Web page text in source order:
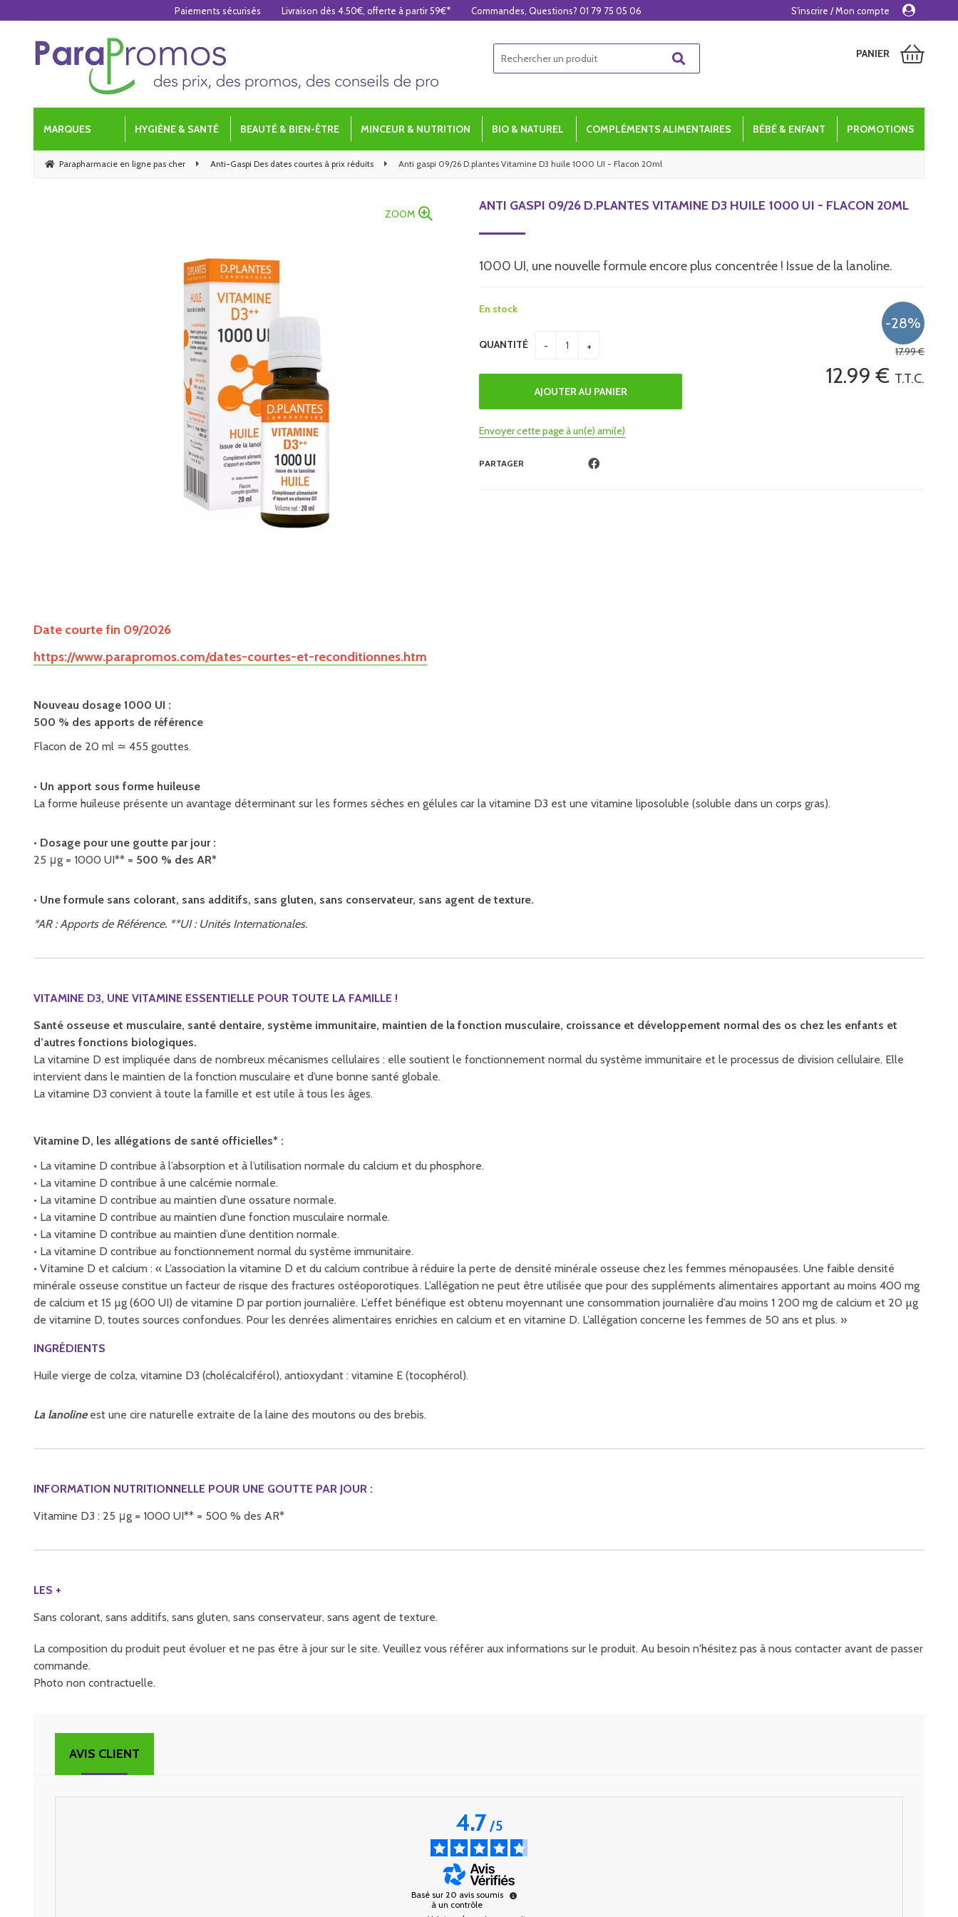
PANIER
MARQUES HYGIÈNE & SANTÉ BEAUTÉ & BIEN-ÊTRE MINCEUR & NUTRITION BIO & NATUREL COMPLÉMENTS ALIMENTAIRES BÉBÉ & ENFANT PROMOTIONS
Parapharmacie en ligne pas cher Anti-Gaspi Des dates courtes à prix réduits Anti gaspi 09/26 D.plantes Vitamine D3 huile 1000 UI - Flacon 20ml
ZOOM
ANTI GASPI 09/26 D.PLANTES VITAMINE D3 HUILE 1000 UI - FLACON 20ML
1000 UI, une nouvelle formule encore plus concentrée ! Issue de la lanoline.
17.99€
12.99 € T.T.C.
En stock
QUANTITÉ
Envoyer cette page à un(e) ami(e)
PARTAGER
Date courte fin 09/2026
https://www.parapromos.com/dates-courtes-et-reconditionnes.htm
Nouveau dosage 1000 UI :
500 % des apports de référence
Flacon de 20 ml ≃ 455 gouttes.
• Un apport sous forme huileuse
La forme huileuse présente un avantage déterminant sur les formes sèches en gélules car la vitamine D3 est une vitamine liposoluble (soluble dans un corps gras).
• Dosage pour une goutte par jour :
25 μg = 1000 UI** = 500 % des AR*
• Une formule sans colorant, sans additifs, sans gluten, sans conservateur, sans agent de texture.
*AR : Apports de Référence. **UI : Unités Internationales.
VITAMINE D3, UNE VITAMINE ESSENTIELLE POUR TOUTE LA FAMILLE !
Santé osseuse et musculaire, santé dentaire, système immunitaire, maintien de la fonction musculaire, croissance et développement normal des os chez les enfants et
d’autres fonctions biologiques.
La vitamine D est impliquée dans de nombreux mécanismes cellulaires : elle soutient le fonctionnement normal du système immunitaire et le processus de division cellulaire. Elle
intervient dans le maintien de la fonction musculaire et d’une bonne santé globale.
La vitamine D3 convient à toute la famille et est utile à tous les âges.
Vitamine D, les allégations de santé officielles* :
• La vitamine D contribue à l’absorption et à l’utilisation normale du calcium et du phosphore.
• La vitamine D contribue à une calcémie normale.
• La vitamine D contribue au maintien d’une ossature normale.
• La vitamine D contribue au maintien d’une fonction musculaire normale.
• La vitamine D contribue au maintien d’une dentition normale.
• La vitamine D contribue au fonctionnement normal du système immunitaire.
• Vitamine D et calcium : « L’association la vitamine D et du calcium contribue à réduire la perte de densité minérale osseuse chez les femmes ménopausées. Une faible densité
minérale osseuse constitue un facteur de risque des fractures ostéoporotiques. L’allégation ne peut être utilisée que pour des suppléments alimentaires apportant au moins 400 mg
de calcium et 15 µg (600 UI) de vitamine D par portion journalière. L’effet bénéfique est obtenu moyennant une consommation journalière d’au moins 1 200 mg de calcium et 20 µg
de vitamine D, toutes sources confondues. Pour les denrées alimentaires enrichies en calcium et en vitamine D. L’allégation concerne les femmes de 50 ans et plus. »
INGRÉDIENTS
Huile vierge de colza, vitamine D3 (cholécalciférol), antioxydant : vitamine E (tocophérol).
La lanolineest une cire naturelle extraite de la laine des moutons ou des brebis.
INFORMATION NUTRITIONNELLE POUR UNE GOUTTE PAR JOUR :
Vitamine D3 : 25 μg = 1000 UI** = 500 % des AR*
LES +
Sans colorant, sans additifs, sans gluten, sans conservateur, sans agent de texture.
La composition du produit peut évoluer et ne pas être à jour sur le site. Veuillez vous référer aux informations sur le produit. Au besoin n'hésitez pas à nous contacter avant de passer
commande.
Photo non contractuelle.
AVIS CLIENT
4.7/5
Basé sur 20 avis soumis
à un contrôle
Paiements sécurisés Livraison dès 4.50€, offerte à partir 59€* Commandes, Questions? 01 79 75 05 06 S'inscrire / Mon compte